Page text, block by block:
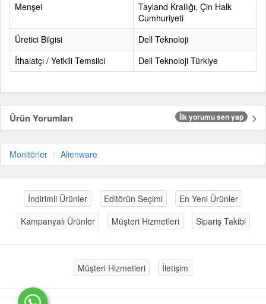
Menşei
Tayland Krallığı, Çin Halk
Cumhuriyeti
Üretici Bilgisi
Dell Teknoloji
İthalatçı / Yetkili Temsilci
Dell Teknoloji Türkiye
Ürün Yorumları İlk yorumu sen yap
Monitörler Alienware
İndirimli Ürünler Editörün Seçimi
En Yeni Ürünler
Kampanyalı Ürünler
Müşteri Hizmetleri Sipariş Takibi
Müşteri Hizmetleri İletişim